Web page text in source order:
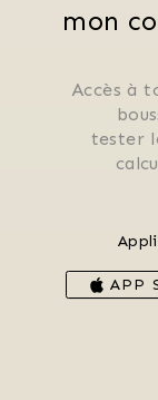
mon
Accès à
tester
APP